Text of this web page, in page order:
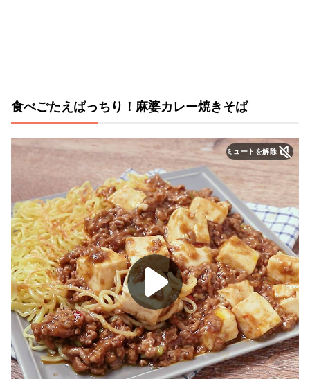
食べごたえばっちり！麻婆カレー焼きそば
ミュートを解除